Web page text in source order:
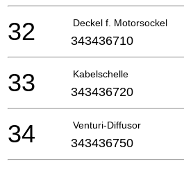
Deckel f. Motorsockel
32 343436710
Kabelschelle
33 343436720
Venturi-Diffusor
34 343436750